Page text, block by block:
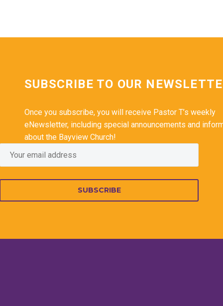
SUBSCRIBE TO OUR
Once you subscribe, you will receive Pastor T’s weekly
eNewsletter, including special announcements and
about the Bayview Church!
SUBSCRIBE